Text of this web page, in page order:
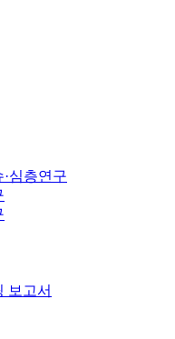
심층연구
보고서